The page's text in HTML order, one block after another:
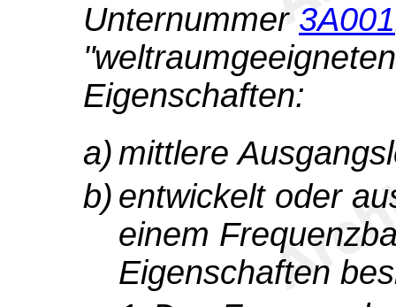
Unternummer 3A001
Eigenschaften:
a) mittlere
b) entwickelt oder
einem
Eigenschaften